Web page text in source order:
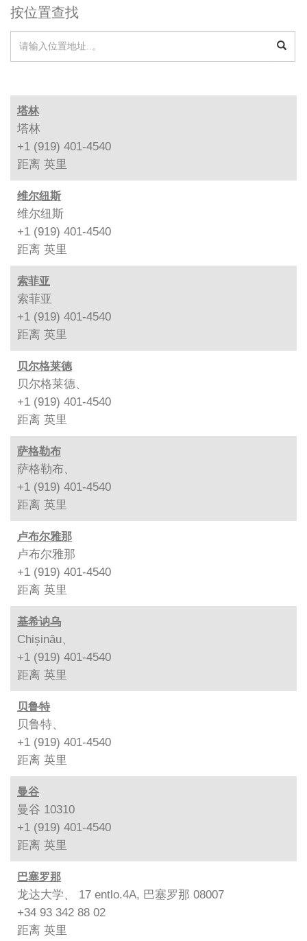
按位置查找
塔林
塔林
+1 (919) 401-4540
距离 英里
维尔纽斯
维尔纽斯
+1 (919) 401-4540
距离 英里
索菲亚
索菲亚
+1 (919) 401-4540
距离 英里
贝尔格莱德
贝尔格莱德、
+1 (919) 401-4540
距离 英里
萨格勒布
萨格勒布、
+1 (919) 401-4540
距离 英里
卢布尔雅那
卢布尔雅那
+1 (919) 401-4540
距离 英里
基希讷乌
Chișinău、
+1 (919) 401-4540
距离 英里
贝鲁特
贝鲁特、
+1 (919) 401-4540
距离 英里
曼谷
曼谷 10310
+1 (919) 401-4540
距离 英里
巴塞罗那
龙达大学、 17 entlo.4A, 巴塞罗那 08007
+34 93 342 88 02
距离 英里